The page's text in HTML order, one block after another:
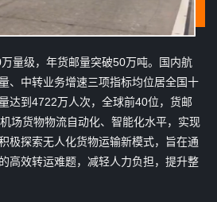
量级，年货邮量突破50万吨。国内航
、中转业务增速三项指标均位居全国十
达到4722万人次，全球前40位，货邮
场货物物流自动化、智能化水平，实现
极探索无人化货物运输新模式，旨在通
高效转运难题，减轻人力负担，提升整